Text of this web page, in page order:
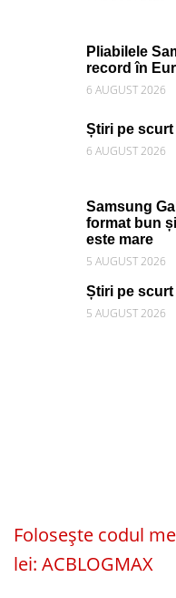
Pliabilele
record în
6 AUGUST 2026
Știri pe scurt
6 AUGUST 2026
Samsung
format bun
este mare
5 AUGUST 2026
Știri pe scurt
5 AUGUST 2026
Folosește codul
lei: ACBLOGMAX